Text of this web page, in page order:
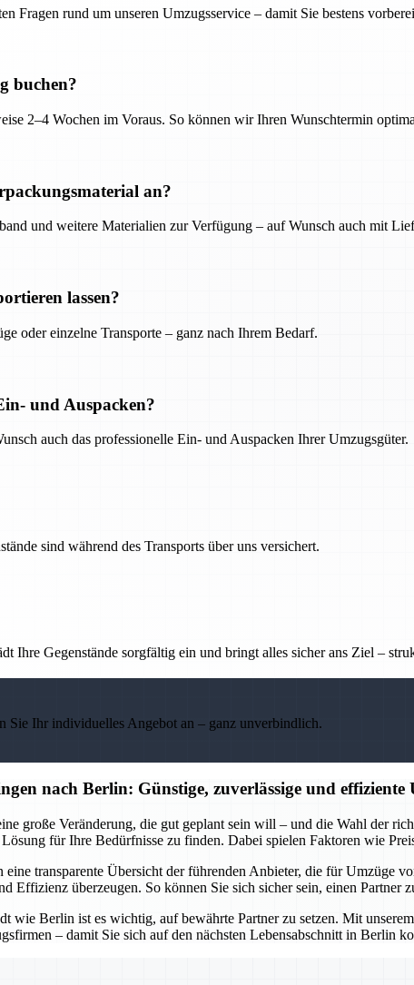
Fragen rund um unseren Umzugsservice – damit Sie bestens
buchen?
2–4 Wochen im Voraus. So können wir Ihren Wunschtermin
an?
und weitere Materialien zur Verfügung – auf Wunsch auch mit
lassen?
oder einzelne Transporte – ganz nach Ihrem Bedarf.
und Auspacken?
auch das professionelle Ein- und Auspacken Ihrer Umzugsgüter.
sind während des Transports über uns versichert.
Ihre Gegenstände sorgfältig ein und bringt alles sicher ans Ziel –
Sie Ihr individuelles Angebot an – ganz unverbindlich.
nach Berlin: Günstige, zuverlässige und effiziente
große Veränderung, die gut geplant sein will – und die Wahl der
für Ihre Bedürfnisse zu finden. Dabei spielen Faktoren wie
transparente Übersicht der führenden Anbieter, die für Umzüge
Effizienz überzeugen. So können Sie sich sicher sein, einen Partner
wie Berlin ist es wichtig, auf bewährte Partner zu setzen. Mit
– damit Sie sich auf den nächsten Lebensabschnitt in Berlin